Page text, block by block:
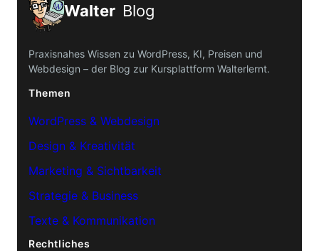
Walter Blog
Praxisnahes Wissen zu WordPress, KI, Preisen und
Webdesign – der Blog zur Kursplattform Walterlernt.
Themen
WordPress & Webdesign
Design & Kreativität
Marketing & Sichtbarkeit
Strategie & Business
Texte & Kommunikation
Rechtliches